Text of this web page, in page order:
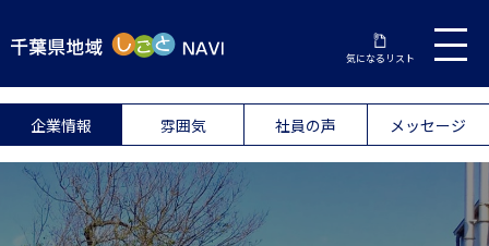
気になるリスト
企業情報 雰囲気 社員の声 メッセージ